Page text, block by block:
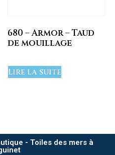
680 – Armor – Taud
de mouillage
Lire la suite
- Toiles des mers à